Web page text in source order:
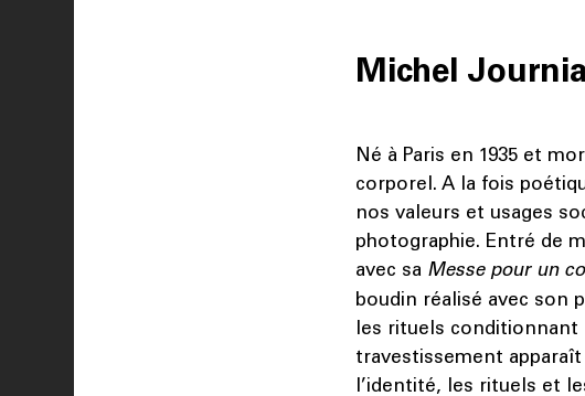
Michel
Né à Paris en 1935 et
corporel. A la fois
nos valeurs et usages
photographie. Entré de
avec sa Messe pour un
boudin réalisé avec son
les rituels conditionnant
travestissement
l’identité, les rituels et